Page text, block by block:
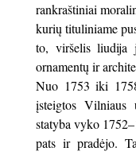
rankraštiniai
kurių tituliniame
to, viršelis liudija
ornamentų ir
Nuo 1753 iki
įsteigtos Vilniaus
statyba vyko
pats ir pradėjo.